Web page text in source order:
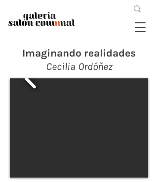
Imaginando realidades
Cecilia Ordóñez